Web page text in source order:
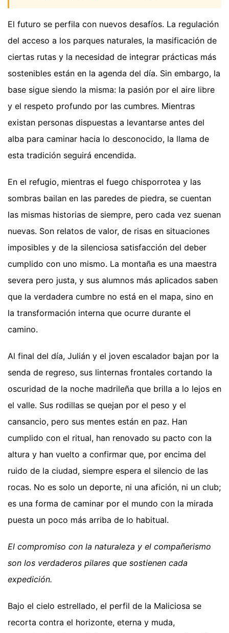
El futuro se perfila con nuevos desafíos. La regulación
del acceso a los parques naturales, la masificación de
ciertas rutas y la necesidad de integrar prácticas más
sostenibles están en la agenda del día. Sin embargo, la
base sigue siendo la misma: la pasión por el aire libre
y el respeto profundo por las cumbres. Mientras
existan personas dispuestas a levantarse antes del
alba para caminar hacia lo desconocido, la llama de
esta tradición seguirá encendida.
En el refugio, mientras el fuego chisporrotea y las
sombras bailan en las paredes de piedra, se cuentan
las mismas historias de siempre, pero cada vez suenan
nuevas. Son relatos de valor, de risas en situaciones
imposibles y de la silenciosa satisfacción del deber
cumplido con uno mismo. La montaña es una maestra
severa pero justa, y sus alumnos más aplicados saben
que la verdadera cumbre no está en el mapa, sino en
la transformación interna que ocurre durante el
camino.
Al final del día, Julián y el joven escalador bajan por la
senda de regreso, sus linternas frontales cortando la
oscuridad de la noche madrileña que brilla a lo lejos en
el valle. Sus rodillas se quejan por el peso y el
cansancio, pero sus mentes están en paz. Han
cumplido con el ritual, han renovado su pacto con la
altura y han vuelto a confirmar que, por encima del
ruido de la ciudad, siempre espera el silencio de las
rocas. No es solo un deporte, ni una afición, ni un club;
es una forma de caminar por el mundo con la mirada
puesta un poco más arriba de lo habitual.
El compromiso con la naturaleza y el compañerismo
son los verdaderos pilares que sostienen cada
expedición.
Bajo el cielo estrellado, el perfil de la Maliciosa se
recorta contra el horizonte, eterna y muda,